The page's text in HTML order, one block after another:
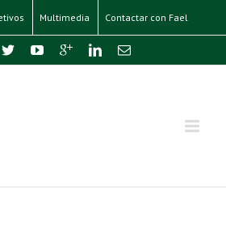
Multimedia Contactar con Fael